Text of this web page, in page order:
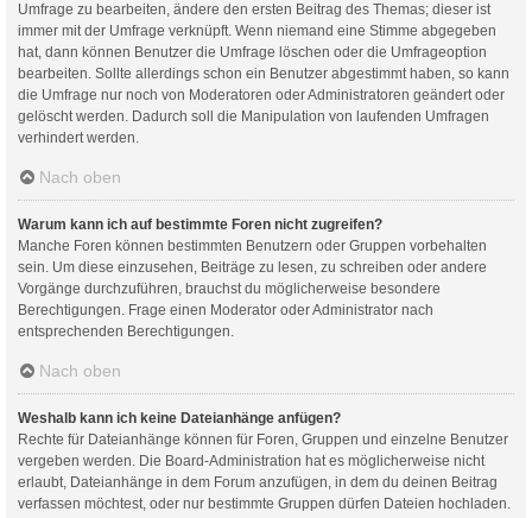
Umfrage zu bearbeiten, ändere den ersten Beitrag des Themas; dieser ist
immer mit der Umfrage verknüpft. Wenn niemand eine Stimme abgegeben
hat, dann können Benutzer die Umfrage löschen oder die Umfrageoption
bearbeiten. Sollte allerdings schon ein Benutzer abgestimmt haben, so kann
die Umfrage nur noch von Moderatoren oder Administratoren geändert oder
gelöscht werden. Dadurch soll die Manipulation von laufenden Umfragen
verhindert werden.
Nach oben
Warum kann ich auf bestimmte Foren nicht zugreifen?
Manche Foren können bestimmten Benutzern oder Gruppen vorbehalten
sein. Um diese einzusehen, Beiträge zu lesen, zu schreiben oder andere
Vorgänge durchzuführen, brauchst du möglicherweise besondere
Berechtigungen. Frage einen Moderator oder Administrator nach
entsprechenden Berechtigungen.
Nach oben
Weshalb kann ich keine Dateianhänge anfügen?
Rechte für Dateianhänge können für Foren, Gruppen und einzelne Benutzer
vergeben werden. Die Board-Administration hat es möglicherweise nicht
erlaubt, Dateianhänge in dem Forum anzufügen, in dem du deinen Beitrag
verfassen möchtest, oder nur bestimmte Gruppen dürfen Dateien hochladen.